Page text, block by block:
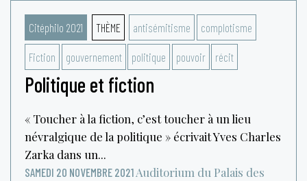
Citéphilo 2021 THÈME antisémitisme complotisme
Fiction gouvernement politique pouvoir récit
Politique et fiction
« Toucher à la fiction, c’est toucher à un lieu
névralgique de la politique » écrivait Yves Charles
Zarka dans un...
SAMEDI 20 NOVEMBRE 2021 Auditorium du Palais des